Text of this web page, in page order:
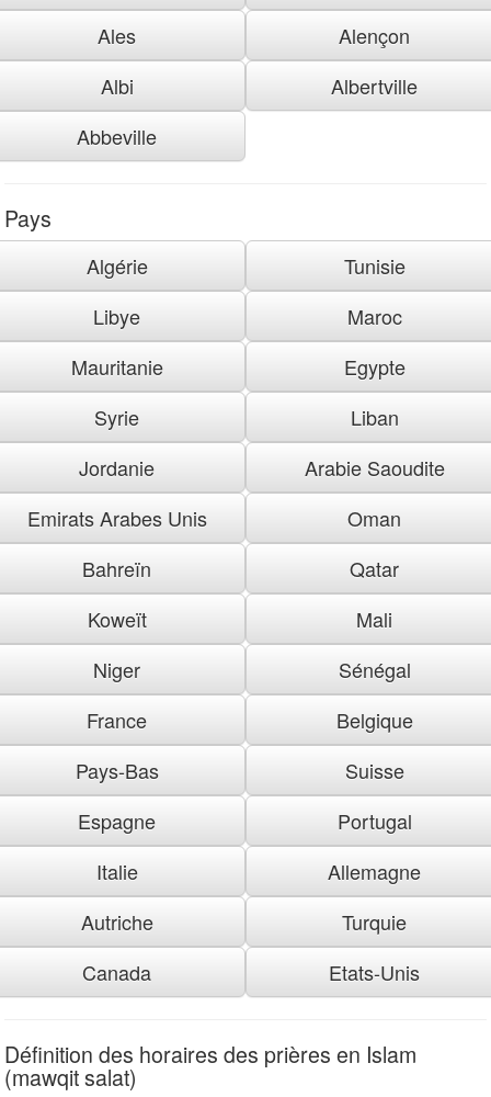
Ales
Alençon
Albi
Albertville
Abbeville
Pays
Algérie
Tunisie
Libye
Maroc
Mauritanie
Egypte
Syrie
Liban
Jordanie
Arabie Saoudite
Emirats Arabes Unis
Oman
Bahreïn
Qatar
Koweït
Mali
Niger
Sénégal
France
Belgique
Pays-Bas
Suisse
Espagne
Portugal
Italie
Allemagne
Autriche
Turquie
Canada
Etats-Unis
Définition des horaires des prières en Islam
(mawqit salat)